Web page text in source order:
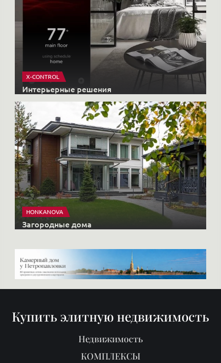
X-CONTROL
Интерьерные решения
HONKANOVA
Загородные дома
Купить элитную недвижимость
Недвижимость
КОМПЛЕКСЫ